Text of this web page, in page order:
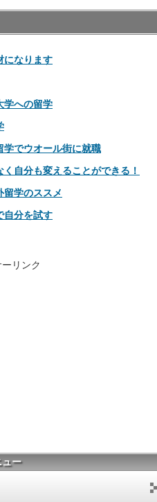
になります
学への留学
学でウオール街に就職
自分も変えることができる！
留学のススメ
自分を試す
リンク
ュー